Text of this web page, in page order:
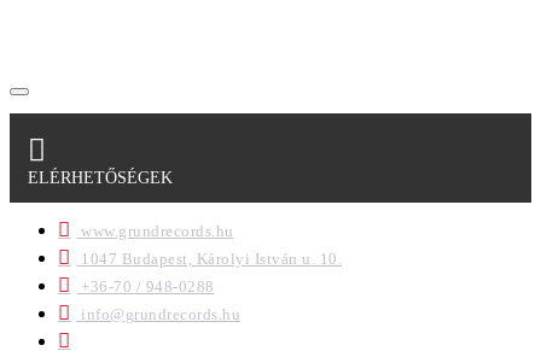
ELÉRHETŐSÉGEK
www.grundrecords.hu
1047 Budapest, Károlyi István u. 10.
+36-70 / 948-0288
info@grundrecords.hu